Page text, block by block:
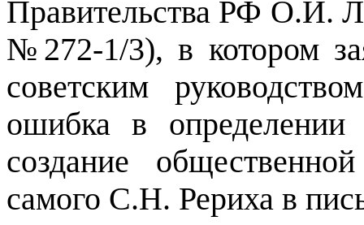
Правительства РФ О.И.
№272-1/3), в котором
советским
ошибка в определении
создание
самого С.Н. Рериха в